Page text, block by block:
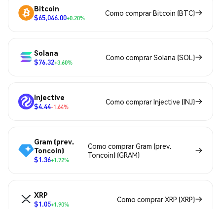
Bitcoin
$65,046.00+0.20%
Como comprar Bitcoin (BTC)
Solana
$76.32+3.60%
Como comprar Solana (SOL)
Injective
$4.44-1.64%
Como comprar Injective (INJ)
Gram (prev.
Toncoin)
$1.36+1.72%
Como comprar Gram (prev.
Toncoin) (GRAM)
XRP
$1.05+1.90%
Como comprar XRP (XRP)